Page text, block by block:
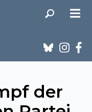
der